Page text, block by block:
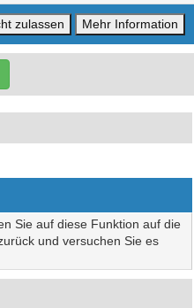
Sie auf diese Funktion auf die
und versuchen Sie es